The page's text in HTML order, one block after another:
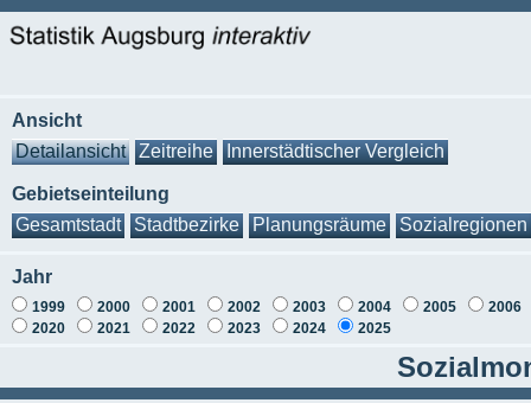
Ansicht
Detailansicht
Zeitreihe Innerstädtischer Vergleich
Gebietseinteilung
Gesamtstadt
Stadtbezirke Planungsräume Sozialregionen
Jahr
1999 2000 2001 2002 2003 2004 2005
2006
2020
2021 2022 2023 2024 2025